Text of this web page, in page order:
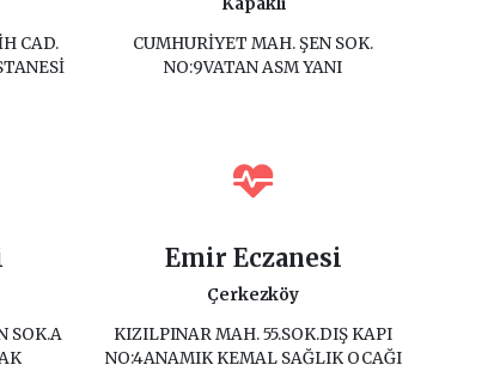
CAD.
CUMHURİYET MAH. ŞEN SOK.
NO:9VATAN ASM YANI
SOK.A
Emir Eczanesi
Çerkezköy
KIZILPINAR MAH. 55.SOK.DIŞ KAPI
NO:4ANAMIK KEMAL SAĞLIK OCAĞI